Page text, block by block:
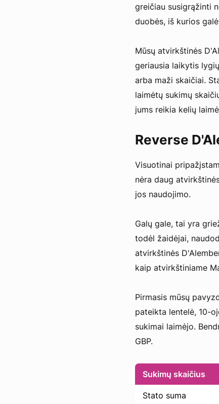
greičiau susigrąžinti
duobės, iš kurios
Mūsų atvirkštinės
geriausia laikytis
arba maži skaičiai.
laimėtų sukimų
jums reikia kelių
Reverse
Visuotinai
nėra daug
jos naudojimo.
Galų gale, tai yra
todėl žaidėjai,
atvirkštinės
kaip atvirkštiniame
Pirmasis mūsų
pateikta lentelė, 10-
sukimai laimėjo.
GBP.
Sukimų skaičius
Stato suma